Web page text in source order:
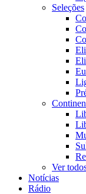
Seleções
Ver
Notícias
Rádio